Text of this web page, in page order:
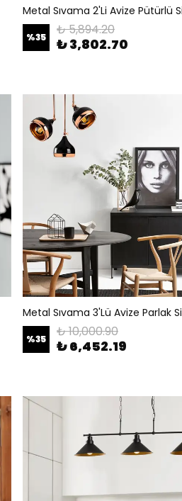
Metal Sıvama 2'Li Avize Pütürlü
%35 ₺ 5,894.20
₺ 3,802.70
Metal Sıvama 3'Lü Avize Parlak
%35 ₺ 10,000.90
₺ 6,452.19